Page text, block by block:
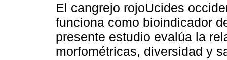
El cangrejo rojoUcides
funciona como bioindicador
presente estudio evalúa la
morfométricas, diversidad y